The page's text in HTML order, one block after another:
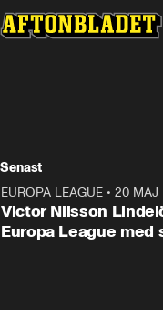
Senast
EUROPA LEAGUE • 20 MAJ
Victor Nilsson
Europa League med